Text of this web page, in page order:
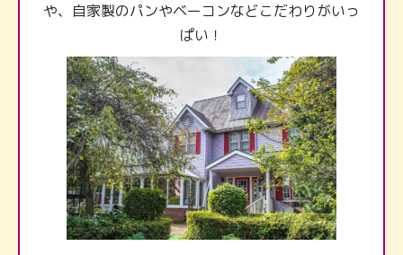
や、自家製のパンやベーコンなどこだわりがいっ
ぱい！